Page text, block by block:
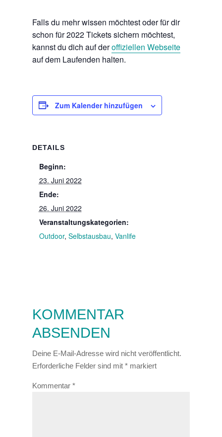
Falls du mehr wissen möchtest oder für dir
schon für 2022 Tickets sichern möchtest,
kannst du dich auf deroffiziellen Webseite
auf dem Laufenden halten.
Zum Kalender hinzufügen
DETAILS
Beginn:
23. Juni 2022
Ende:
26. Juni 2022
Veranstaltungskategorien:
Outdoor, Selbstausbau, Vanlife
KOMMENTAR
ABSENDEN
Deine E-Mail-Adresse wird nicht veröffentlicht.
Erforderliche Felder sind mit *markiert
Kommentar *